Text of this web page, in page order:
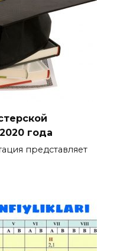
года
представляет